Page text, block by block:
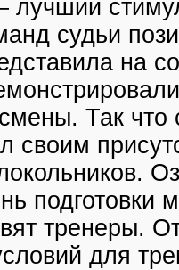
лучший
судьи
на
Так что
своим
подготовки
тренеры.
для